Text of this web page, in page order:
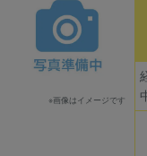
※画像はイメージです